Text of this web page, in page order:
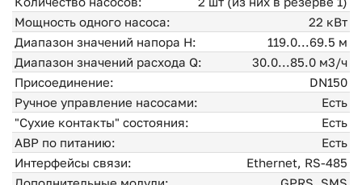
Мощность одного насоса:
22 кВт
Диапазон значений напора H:
119.0...69.5 м
Диапазон значений расхода Q:
30.0...85.0 м3/ч
Присоединение:
DN150
Ручное управление насосами:
Есть
"Сухие контакты" состояния:
Есть
АВР по питанию:
Есть
Интерфейсы связи:
Ethernet, RS-485